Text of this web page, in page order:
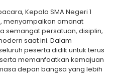
Kepala SMA Negeri 1
menyampaikan amanat
semangat persatuan, disiplin,
saat ini. Dalam
peserta didik untuk terus
memanfaatkan kemajuan
depan bangsa yang lebih